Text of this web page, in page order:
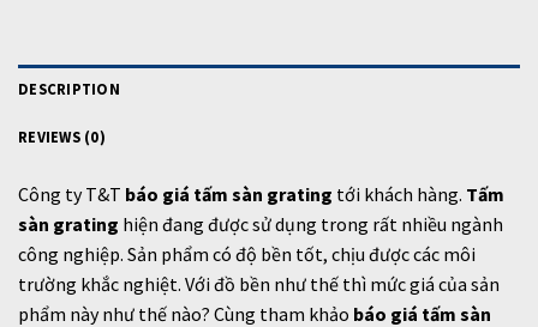
DESCRIPTION
REVIEWS (0)
Công ty T&T báo giá tấm sàn grating tới khách hàng. Tấm
sàn grating hiện đang được sử dụng trong rất nhiều ngành
công nghiệp. Sản phẩm có độ bền tốt, chịu được các môi
trường khắc nghiệt. Với đồ bền như thế thì mức giá của sản
phẩm này như thế nào? Cùng tham khảo báo giá tấm sàn